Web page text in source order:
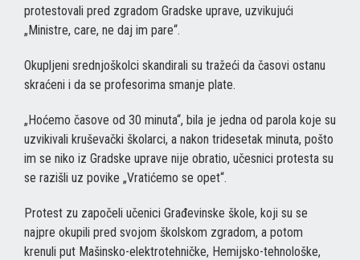
protestovali pred zgradom Gradske uprave, uzvikujući
„Ministre, care, ne daj im pare“.
Okupljeni srednjoškolci skandirali su tražeći da časovi ostanu
skraćeni i da se profesorima smanje plate.
„Hoćemo časove od 30 minuta“, bila je jedna od parola koje su
uzvikivali kruševački školarci, a nakon tridesetak minuta, pošto
im se niko iz Gradske uprave nije obratio, učesnici protesta su
se razišli uz povike „Vratićemo se opet“.
Protest zu započeli učenici Građevinske škole, koji su se
najpre okupili pred svojom školskom zgradom, a potom
krenuli put Mašinsko-elektrotehničke, Hemijsko-tehnološke,